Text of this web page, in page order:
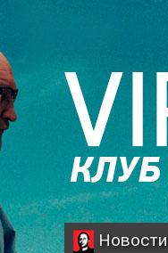
Новости